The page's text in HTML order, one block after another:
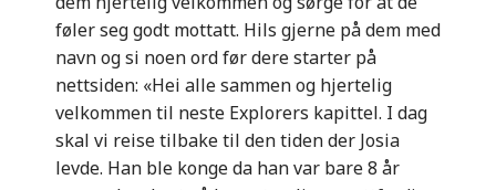
føler seg godt mottatt. Hils gjerne på dem med
navn og si noen ord før dere starter på
nettsiden: «Hei alle sammen og hjertelig
velkommen til neste Explorers kapittel. I dag
skal vi reise tilbake til den tiden der Josia
levde. Han ble konge da han var bare 8 år